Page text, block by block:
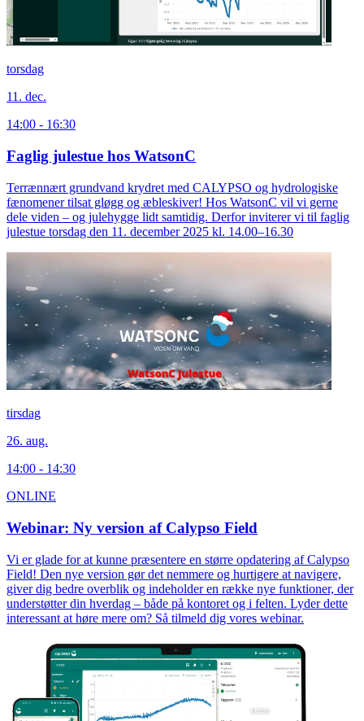
torsdag
11. dec.
14:00 - 16:30
Faglig julestue hos WatsonC
Terrænnært grundvand krydret med CALYPSO og hydrologiske
fænomener tilsat gløgg og æbleskiver! Hos WatsonC vil vi gerne
dele viden – og julehygge lidt samtidig. Derfor inviterer vi til faglig
julestue torsdag den 11. december 2025 kl. 14.00–16.30
tirsdag
26. aug.
14:00 - 14:30
ONLINE
Webinar: Ny version af Calypso Field
Vi er glade for at kunne præsentere en større opdatering af Calypso
Field! Den nye version gør det nemmere og hurtigere at navigere,
giver dig bedre overblik og indeholder en række nye funktioner, der
understøtter din hverdag – både på kontoret og i felten. Lyder dette
interessant at høre mere om? Så tilmeld dig vores webinar.